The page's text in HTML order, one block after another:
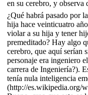
en su cerebro, y observa
¿Qué habrá pasado por
hija hace veinticuatro
violar a su hija y tener
premeditado? Hay algo
cerebro, que aquí serían
personaje era ingeniero
carrera de Ingeniería?).
tenía nula inteligencia
(http://es.wikipedia.org/